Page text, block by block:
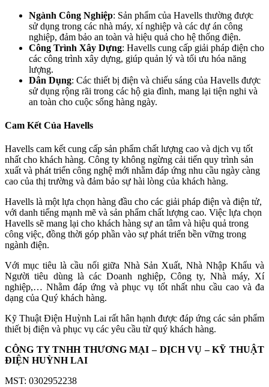
Ngành Công Nghiệp: Sản phẩm của Havells thường được
sử dụng trong các nhà máy, xí nghiệp và các dự án công
nghiệp, đảm bảo an toàn và hiệu quả cho hệ thống điện.
Công Trình Xây Dựng: Havells cung cấp giải pháp điện cho
các công trình xây dựng, giúp quản lý và tối ưu hóa năng
lượng.
Dân Dụng: Các thiết bị điện và chiếu sáng của Havells được
sử dụng rộng rãi trong các hộ gia đình, mang lại tiện nghi và
an toàn cho cuộc sống hàng ngày.
Cam Kết Của Havells
Havells cam kết cung cấp sản phẩm chất lượng cao và dịch vụ tốt
nhất cho khách hàng. Công ty không ngừng cải tiến quy trình sản
xuất và phát triển công nghệ mới nhằm đáp ứng nhu cầu ngày càng
cao của thị trường và đảm bảo sự hài lòng của khách hàng.
Havells là một lựa chọn hàng đầu cho các giải pháp điện và điện tử,
với danh tiếng mạnh mẽ và sản phẩm chất lượng cao. Việc lựa chọn
Havells sẽ mang lại cho khách hàng sự an tâm và hiệu quả trong
công việc, đồng thời góp phần vào sự phát triển bền vững trong
ngành điện.
Với mục tiêu là cầu nối giữa Nhà Sản Xuất, Nhà Nhập Khẩu và
Người tiêu dùng là các Doanh nghiệp, Công ty, Nhà máy, Xí
nghiệp,… Nhằm đáp ứng và phục vụ tốt nhất nhu cầu cao và đa
dạng của Quý khách hàng.
Kỹ Thuật Điện Huỳnh Lai rất hân hạnh được đáp ứng các sản phẩm
thiết bị điện và phục vụ các yêu cầu từ quý khách hàng.
CÔNG TY TNHH THƯƠNG MẠI – DỊCH VỤ – KỸ THUẬT
ĐIỆN HUỲNH LAI
MST: 0302952238